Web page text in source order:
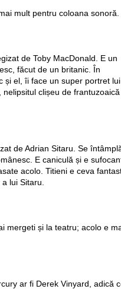
mult pentru coloana sonoră.
de Toby MacDonald. E un
făcut de un britanic. În
și el, îi face un super portret lui
clișeu de frantuzoaică
de Adrian Sitaru. Se
E caniculă și e
acolo. Titieni e ceva
a lui Sitaru.
mergeti și la teatru; acolo e
ar fi Derek Vinyard, adică